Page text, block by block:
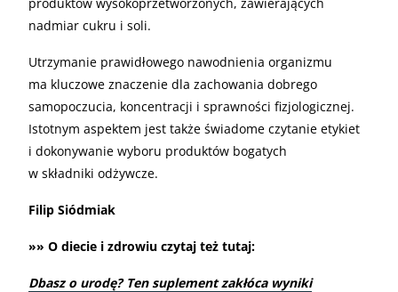
nadmiar cukru i soli.
Utrzymanie prawidłowego nawodnienia organizmu
ma kluczowe znaczenie dla zachowania dobrego
samopoczucia, koncentracji i sprawności fizjologicznej.
Istotnym aspektem jest także świadome czytanie etykiet
i dokonywanie wyboru produktów bogatych
w składniki odżywcze.
Filip Siódmiak
»» O diecie i zdrowiu czytaj też tutaj:
Dbasz o urodę? Ten suplement zakłóca wyniki